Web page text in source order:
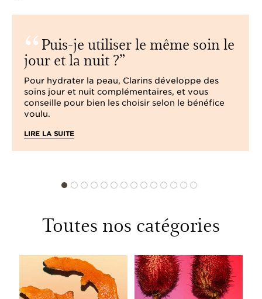
Puis-je utiliser le même soin le
jour et la nuit ?
Pour hydrater la peau, Clarins développe des
soins jour et nuit complémentaires, et vous
conseille pour bien les choisir selon le bénéfice
voulu.
LIRE LA SUITE
Toutes nos catégories